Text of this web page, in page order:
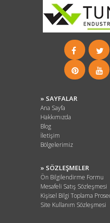
» SAYFALAR
Ana Sayfa
Hakkımızda
Blog
İletişim
Bölgelerimiz
» SÖZLEŞMELER
Ön Bilgilendirme Formu
Mesafeli Satış Sözleşmesi
Kişisel Bilgi Toplama
Site Kullanım Sözleşmesi